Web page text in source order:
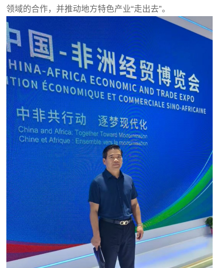
领域的合作，并推动地方特色产业“走出去”。